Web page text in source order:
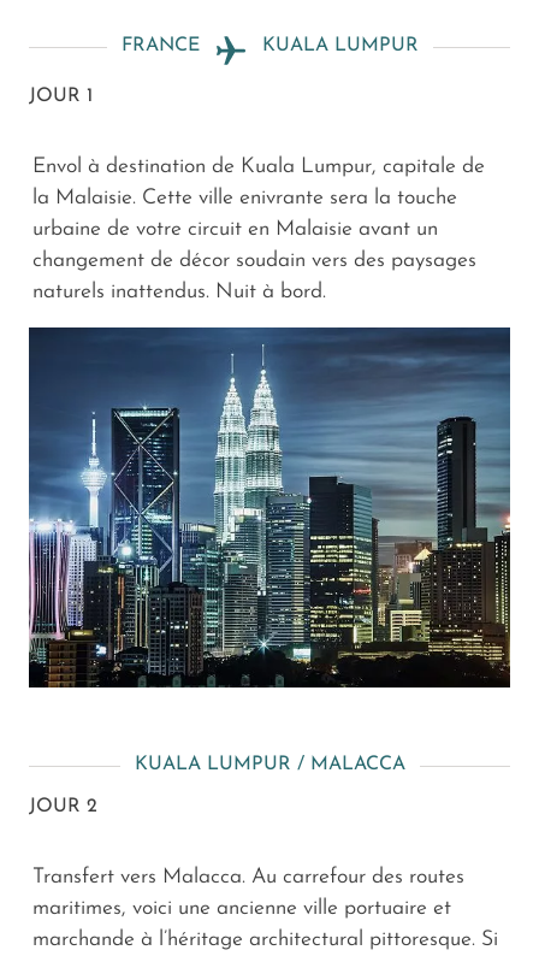
FRANCE KUALA LUMPUR
JOUR 1
Envol à destination de Kuala Lumpur, capitale de
la Malaisie. Cette ville enivrante sera la touche
urbaine de votre circuit en Malaisie avant un
changement de décor soudain vers des paysages
naturels inattendus. Nuit à bord.
KUALA LUMPUR / MALACCA
JOUR 2
Transfert vers Malacca. Au carrefour des routes
maritimes, voici une ancienne ville portuaire et
marchande à l’héritage architectural pittoresque. Si